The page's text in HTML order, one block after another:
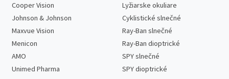
Cooper Vision
Johnson & Johnson
Maxvue Vision
Menicon
AMO
Unimed Pharma
Lyžiarske okuliare
Cyklistické slnečné
Ray-Ban slnečné
Ray-Ban dioptrické
SPY slnečné
SPY dioptrické